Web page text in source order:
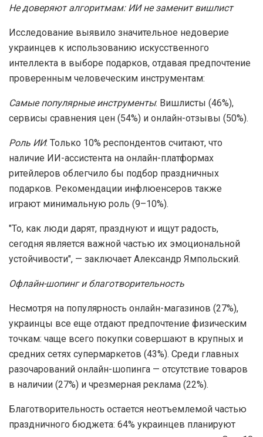
Не доверяют алгоритмам: ИИ не заменит вишлист
Исследование выявило значительное недоверие
украинцев к использованию искусственного
интеллекта в выборе подарков, отдавая предпочтение
проверенным человеческим инструментам:
Самые популярные инструменты: Вишлисты (46%),
сервисы сравнения цен (54%) и онлайн-отзывы (50%).
Роль ИИ: Только 10% респондентов считают, что
наличие ИИ-ассистента на онлайн-платформах
ритейлеров облегчило бы подбор праздничных
подарков. Рекомендации инфлюенсеров также
играют минимальную роль (9–10%).
"То, как люди дарят, празднуют и ищут радость,
сегодня является важной частью их эмоциональной
устойчивости", — заключает Александр Ямпольский.
Офлайн-шопинг и благотворительность
Несмотря на популярность онлайн-магазинов (27%),
украинцы все еще отдают предпочтение физическим
точкам: чаще всего покупки совершают в крупных и
средних сетях супермаркетов (43%). Среди главных
разочарований онлайн-шопинга — отсутствие товаров
в наличии (27%) и чрезмерная реклама (22%).
Благотворительность остается неотъемлемой частью
праздничного бюджета: 64% украинцев планируют